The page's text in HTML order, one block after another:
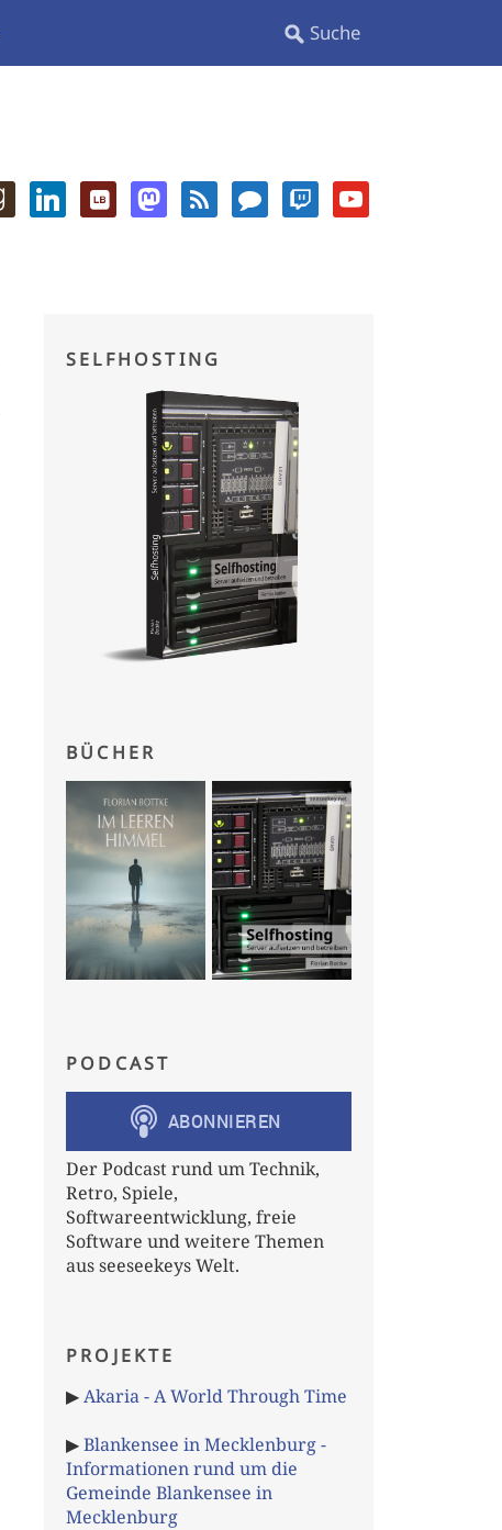
SELFHOSTING
BÜCHER
PODCAST
Der Podcast rund um Technik,
Retro, Spiele,
Softwareentwicklung, freie
Software und weitere Themen
aus seeseekeys Welt.
PROJEKTE
▶Akaria - A World Through Time
▶Blankensee in Mecklenburg -
Informationen rund um die
Gemeinde Blankensee in
Mecklenburg